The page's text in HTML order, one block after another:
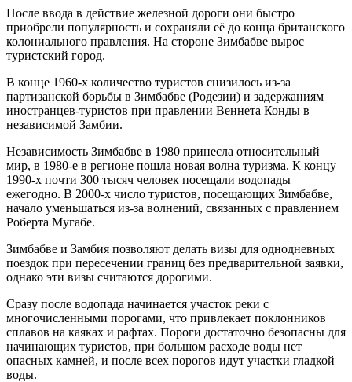
После ввода в действие железной дороги они быстро
приобрели популярность и сохраняли её до конца британского
колониального правления. На стороне Зимбабве вырос
туристский город.
В конце 1960-х количество туристов снизилось из-за
партизанской борьбы в Зимбабве (Родезии) и задержаниям
иностранцев-туристов при правлении Веннета Конды в
независимой Замбии.
Независимость Зимбабве в 1980 принесла относительный
мир, в 1980-е в регионе пошла новая волна туризма. К концу
1990-х почти 300 тысяч человек посещали водопады
ежегодно. В 2000-х число туристов, посещающих Зимбабве,
начало уменьшаться из-за волнений, связанных с правлением
Роберта Мугабе.
Зимбабве и Замбия позволяют делать визы для однодневных
поездок при пересечении границ без предварительной заявки,
однако эти визы считаются дорогими.
Сразу после водопада начинается участок реки с
многочисленными порогами, что привлекает поклонников
сплавов на каяках и рафтах. Пороги достаточно безопасны для
начинающих туристов, при большом расходе воды нет
опасных камней, и после всех порогов идут участки гладкой
воды.